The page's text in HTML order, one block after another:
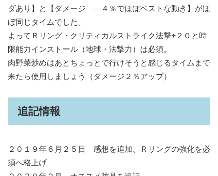
ダあり】と【ダメージ ―４％でほぼベストな動き】がほ
ぼ同じタイムでした。
よってＲリング・クリティカルストライク法撃+２０と時
限能力インストール（地球・法撃力）は必須。
肉野菜炒めはあとちょっとで行けそうと感じるタイムまで
来たら使用しましょう（ダメージ２％アップ）
追記情報
２０１９年６月２５日 感想を追加、Ｒリングの強化を必
須へ格上げ